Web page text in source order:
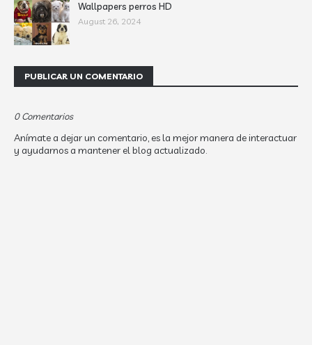
Wallpapers perros HD
August 26, 2024
PUBLICAR UN COMENTARIO
0 Comentarios
Anímate a dejar un comentario, es la mejor manera de interactuar
y ayudarnos a mantener el blog actualizado.